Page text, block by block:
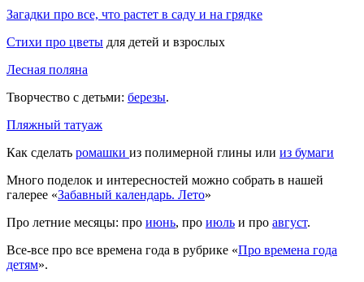
Загадки про все, что растет в саду и на грядке
Стихи про цветы для детей и взрослых
Лесная поляна
Творчество с детьми: березы.
Пляжный татуаж
Как сделать ромашки из полимерной глины или из бумаги
Много поделок и интересностей можно собрать в нашей
галерее «Забавный календарь. Лето»
Про летние месяцы: про июнь, про июль и про август.
Все-все про все времена года в рубрике «Про времена года
детям».